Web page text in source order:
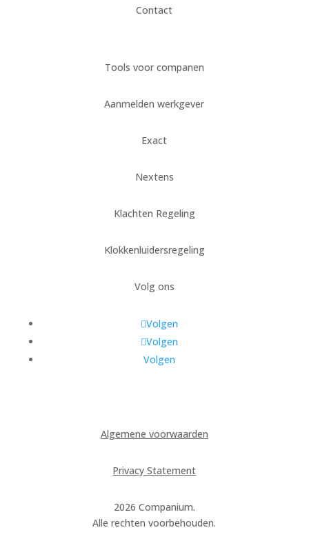
Contact
Tools voor companen
Aanmelden werkgever
Exact
Nextens
Klachten Regeling
Klokkenluidersregeling
Volg ons
Volgen
Volgen
Volgen
Algemene voorwaarden
Privacy Statement
2026 Companium.
Alle rechten voorbehouden.